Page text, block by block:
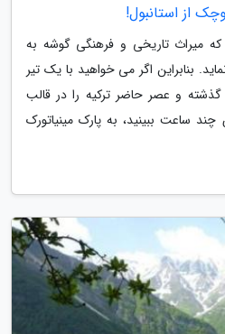
از استانبول!
که میراث تاریخی و فرهنگی گوشه به
بنابراین اگر می خواهید با یک تیر
گذشته و عصر حاضر ترکیه را در قالب
ساعت ببینید، به پارک مینیاتورک